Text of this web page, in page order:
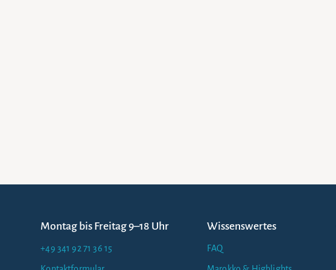
Montag bis Freitag 9–18 Uhr
+49 341 92 71 36 15
Wissenswertes
FAQ